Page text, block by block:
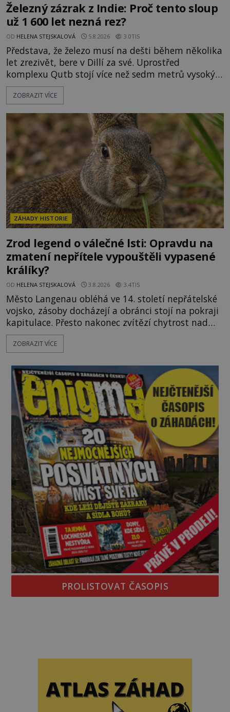
Železný zázrak z Indie: Proč tento sloup
už 1 600 let nezná rez?
OD HELENA STEJSKALOVÁ 5.8.2026 3.0TIS
Představa, že železo musí na dešti během několika
let zrezivět, bere v Dillí za své. Uprostřed
komplexu Qutb stojí více než sedm metrů vysoký
železný sloup, který už přibližně 1 600 let odolává
počasí s jen nepatrnými stopami koroze. Jeho
ztracených technologiích či tajemných
materiálech. Moderní metalurgie však ukazuje, že
skutečné vysvětlení je ješt
ZOBRAZIT VÍCE
ZÁHADY HISTORIE
Zrod legend o válečné lsti: Opravdu na
zmatení nepřítele vypouštěli vypasené
králíky?
OD HELENA STEJSKALOVÁ 3.8.2026 3.4TIS
Město Langenau obléhá ve 14. století nepřátelské
vojsko, zásoby docházejí a obránci stojí na pokraji
kapitulace. Přesto nakonec zvítězí chytrost nad
hrubou silou. Podle staré německé legendy vypustí
obyvatelé za hradby dobře živeného králíka, aby
dost. Čas pracuje pro obléhatele. Ve městě ubývají
zásoby a každý den znamená další porci strádá
ZOBRAZIT VÍCE
PROLISTOVAT ČASOPIS